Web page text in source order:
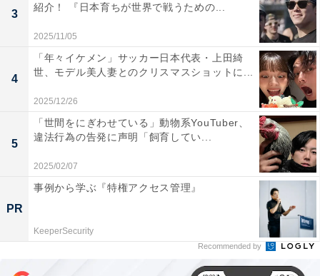
3
紹介！ 『日本育ちが世界で戦うための...
2025/11/05
4
「年々イケメン」サッカー日本代表・上田綺
世、モデル美人妻とのクリスマスショットに...
2025/12/26
5
「世間をにぎわせている」動物系YouTuber、
違法行為の告発に声明「飼育してい...
2025/02/07
PR
事例から学ぶ『特権アクセス管理』
KeeperSecurity
Recommended by